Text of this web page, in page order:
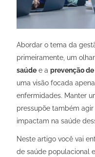
Abordar o tema da
primeiramente, um
saúdee a prevenção
uma visão focada
enfermidades. Manter
pressupõe também
impactam na saúde
Neste artigo você vai
de saúde populacional